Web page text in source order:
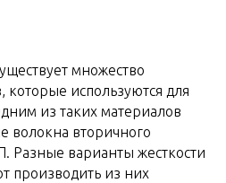
множество
которые используются для
из таких материалов
волокна вторичного
Разные варианты жесткости
производить из них